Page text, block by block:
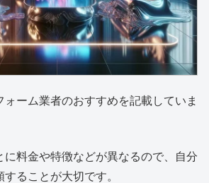
ーム業者のおすすめを記載していま
に料金や特徴などが異なるので、自分
ることが大切です。